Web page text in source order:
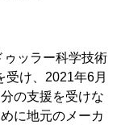
ッラー科学技術
け、2021年6月
の支援を受けな
に地元のメーカ